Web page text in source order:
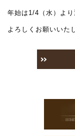
年始は1/4（水）より
よろしくお願いいた